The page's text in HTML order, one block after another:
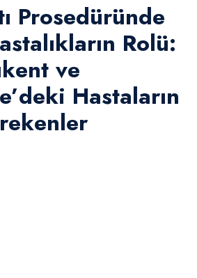
Prosedüründe
Rolü:
ve
Hastaların